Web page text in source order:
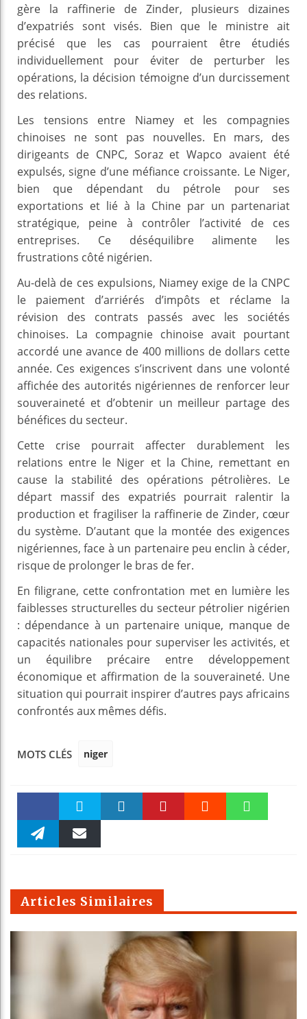
gère la raffinerie de Zinder, plusieurs dizaines
d’expatriés sont visés. Bien que le ministre ait
précisé que les cas pourraient être étudiés
individuellement pour éviter de perturber les
opérations, la décision témoigne d’un durcissement
des relations.
Les tensions entre Niamey et les compagnies
chinoises ne sont pas nouvelles. En mars, des
dirigeants de CNPC, Soraz et Wapco avaient été
expulsés, signe d’une méfiance croissante. Le Niger,
bien que dépendant du pétrole pour ses
exportations et lié à la Chine par un partenariat
stratégique, peine à contrôler l’activité de ces
entreprises. Ce déséquilibre alimente les
frustrations côté nigérien.
Au-delà de ces expulsions, Niamey exige de la CNPC
le paiement d’arriérés d’impôts et réclame la
révision des contrats passés avec les sociétés
chinoises. La compagnie chinoise avait pourtant
accordé une avance de 400 millions de dollars cette
année. Ces exigences s’inscrivent dans une volonté
affichée des autorités nigériennes de renforcer leur
souveraineté et d’obtenir un meilleur partage des
bénéfices du secteur.
Cette crise pourrait affecter durablement les
relations entre le Niger et la Chine, remettant en
cause la stabilité des opérations pétrolières. Le
départ massif des expatriés pourrait ralentir la
production et fragiliser la raffinerie de Zinder, cœur
du système. D’autant que la montée des exigences
nigériennes, face à un partenaire peu enclin à céder,
risque de prolonger le bras de fer.
En filigrane, cette confrontation met en lumière les
faiblesses structurelles du secteur pétrolier nigérien
: dépendance à un partenaire unique, manque de
capacités nationales pour superviser les activités, et
un équilibre précaire entre développement
économique et affirmation de la souveraineté. Une
situation qui pourrait inspirer d’autres pays africains
confrontés aux mêmes défis.
MOTS CLÉS niger
Faceboo Twitter
m
Articles Similaires